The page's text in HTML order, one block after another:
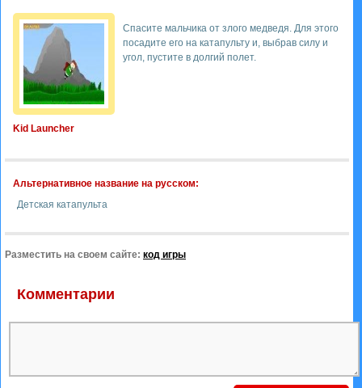
Kid Launcher
Спасите мальчика от злого медведя. Для этого
посадите его на катапульту и, выбрав силу и
угол, пустите в долгий полет.
Альтернативное название на русском:
Детская катапульта
Разместить на своем сайте: код игры
Комментарии